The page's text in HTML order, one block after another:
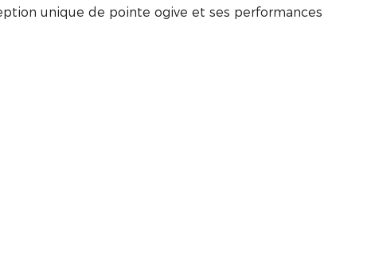
unique de pointe ogive et ses performances